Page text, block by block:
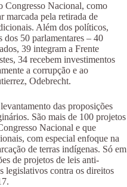
Congresso Nacional, como
marcada pela retirada de
Além dos políticos,
dos 50 parlamentares – 40
39 integram a Frente
34 recebem investimentos
a corrupção e ao
Odebrecht.
das proposições
São mais de 100 projetos
Nacional e que
com especial enfoque na
de terras indígenas. Só em
de projetos de leis anti-
legislativos contra os direitos